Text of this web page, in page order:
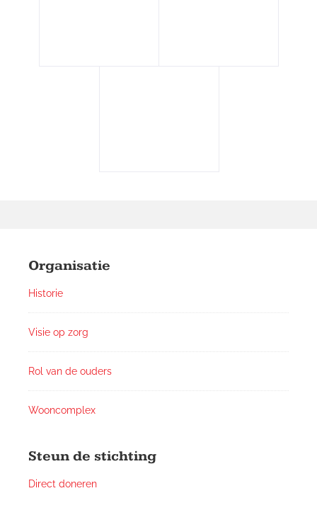
Widgets
Organisatie
Historie
Visie op zorg
Rol van de ouders
Wooncomplex
Steun de stichting
Direct doneren